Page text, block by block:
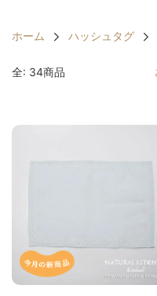
ホーム ハッシュタグ
全: 34商品